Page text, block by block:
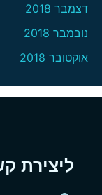
דצמבר 2018
נובמבר 2018
אוקטובר 2018
ליצירת